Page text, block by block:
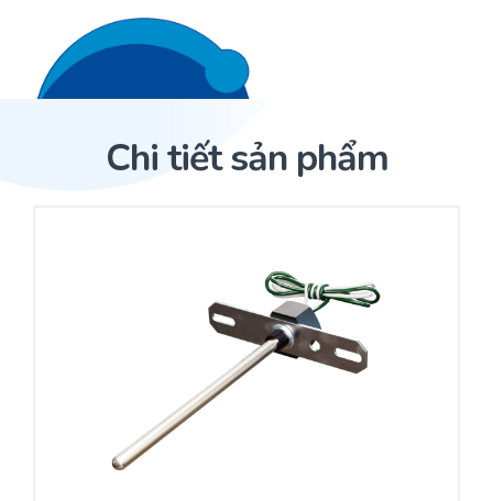
Trang Chủ
Nhà sản xuất thiết bị điều khiển
Cung cấp giải pháp quản lý cho toà nhà (BMS)
Chi tiết sản phẩm